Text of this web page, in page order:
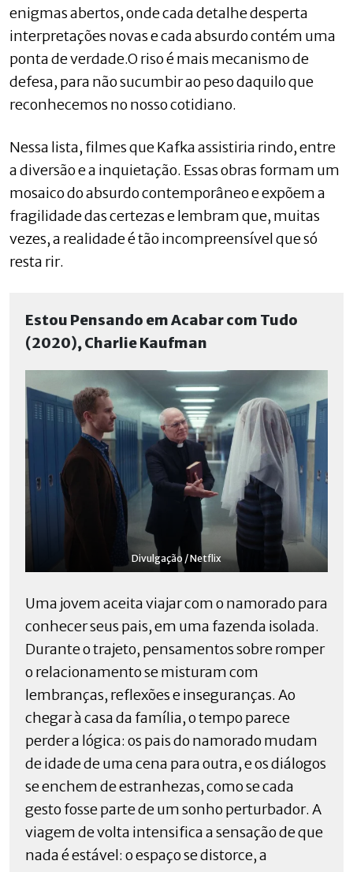
enigmas abertos, onde cada detalhe desperta
interpretações novas e cada absurdo contém uma
ponta de verdade.O riso é mais mecanismo de
defesa, para não sucumbir ao peso daquilo que
reconhecemos no nosso cotidiano.
Nessa lista, filmes que Kafka assistiria rindo, entre
a diversão e a inquietação. Essas obras formam um
mosaico do absurdo contemporâneo e expõem a
fragilidade das certezas e lembram que, muitas
vezes, a realidade é tão incompreensível que só
resta rir.
Estou Pensando em Acabar com Tudo
(2020), Charlie Kaufman
Divulgação / Netflix
Uma jovem aceita viajar com o namorado para
conhecer seus pais, em uma fazenda isolada.
Durante o trajeto, pensamentos sobre romper
o relacionamento se misturam com
lembranças, reflexões e inseguranças. Ao
chegar à casa da família, o tempo parece
perder a lógica: os pais do namorado mudam
de idade de uma cena para outra, e os diálogos
se enchem de estranhezas, como se cada
gesto fosse parte de um sonho perturbador. A
viagem de volta intensifica a sensação de que
nada é estável: o espaço se distorce, a